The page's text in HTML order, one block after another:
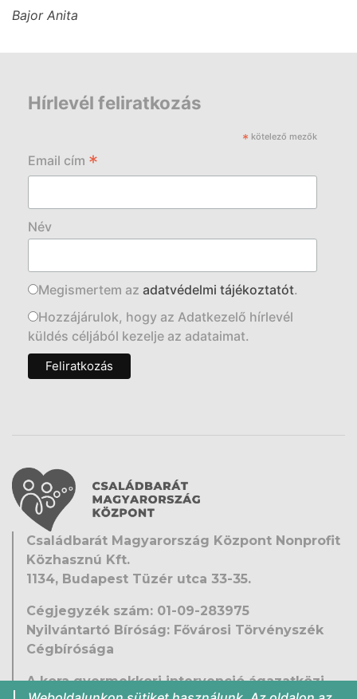
Bajor Anita
Hírlevél feliratkozás
* kötelező mezők
Email cím *
Név
Megismertem az adatvédelmi tájékoztatót.
Hozzájárulok, hogy az Adatkezelő hírlevél
küldés céljából kezelje az adataimat.
Családbarát Magyarország Központ Nonprofit
Közhasznú Kft.
1134, Budapest Tüzér utca 33-35.
Cégjegyzék szám: 01-09-283975
Nyilvántartó Bíróság: Fővárosi Törvényszék
Cégbírósága
A kora gyermekkori intervenció ágazatközi